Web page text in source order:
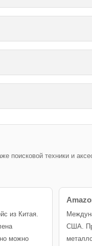
поисковой техники и
из Китая.
можно
США.